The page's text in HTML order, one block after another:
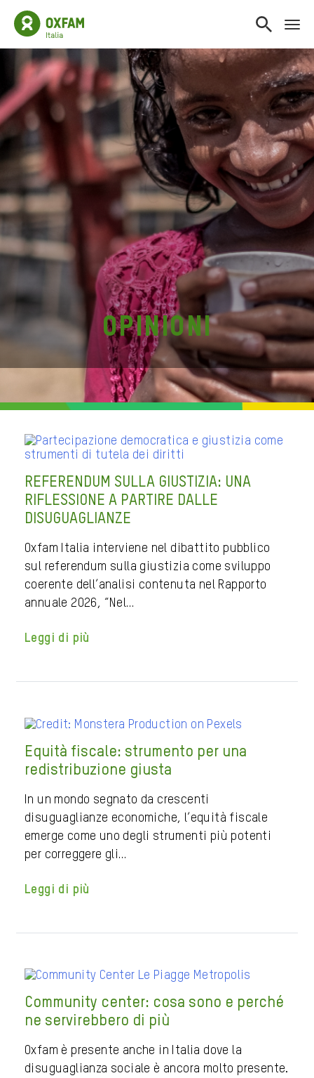
Opinioni
REFERENDUM SULLA GIUSTIZIA: UNA
RIFLESSIONE A PARTIRE DALLE
DISUGUAGLIANZE
Oxfam Italia interviene nel dibattito pubblico
sul referendum sulla giustizia come sviluppo
coerente dell’analisi contenuta nel Rapporto
annuale 2026, “Nel…
Leggi di più
Equità fiscale: strumento per una
redistribuzione giusta
In un mondo segnato da crescenti
disuguaglianze economiche, l’equità fiscale
emerge come uno degli strumenti più potenti
per correggere gli…
Leggi di più
Community center: cosa sono e perché
ne servirebbero di più
Oxfam è presente anche in Italia dove la
disuguaglianza sociale è ancora molto presente.